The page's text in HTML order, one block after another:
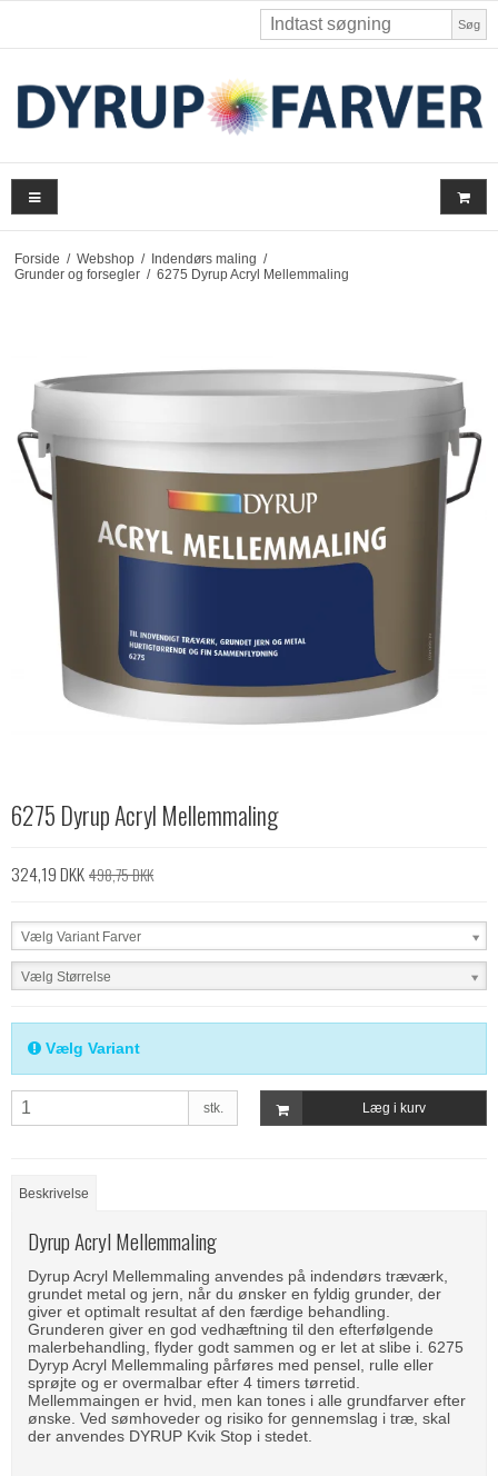
Søg
Forside / Webshop / Indendørs maling /
Grunder og forsegler / 6275 Dyrup Acryl Mellemmaling
6275 Dyrup Acryl Mellemmaling
324,19 DKK498,75 DKK
Vælg Variant Farver
Vælg Størrelse
Vælg Variant
stk. Læg i kurv
Beskrivelse
Dyrup Acryl Mellemmaling
Dyrup Acryl Mellemmaling anvendes på indendørs træværk,
grundet metal og jern, når du ønsker en fyldig grunder, der
giver et optimalt resultat af den færdige behandling.
Grunderen giver en god vedhæftning til den efterfølgende
malerbehandling, flyder godt sammen og er let at slibe i. 6275
Dyryp Acryl Mellemmaling pårføres med pensel, rulle eller
sprøjte og er overmalbar efter 4 timers tørretid.
Mellemmaingen er hvid, men kan tones i alle grundfarver efter
ønske. Ved sømhoveder og risiko for gennemslag i træ, skal
der anvendes DYRUP Kvik Stop i stedet.